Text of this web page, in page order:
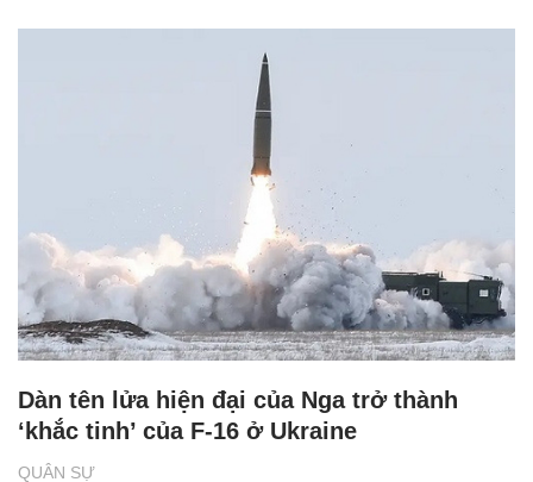
QUÂN SỰ
Dàn tên lửa hiện đại của Nga trở thành
‘khắc tinh’ của F-16 ở Ukraine